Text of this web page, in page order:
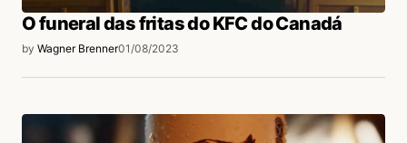
O funeral das fritas do KFC do Canadá
by Wagner Brenner01/08/2023